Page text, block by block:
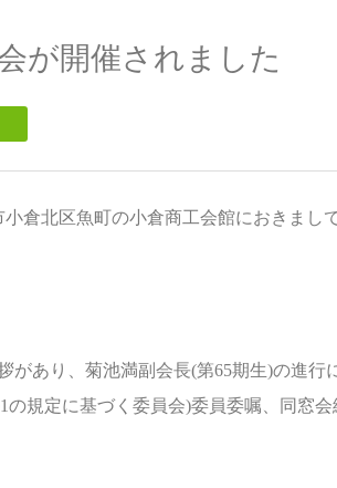
が開催されました
倉北区魚町の小倉商工会館におきまし
があり、菊池満副会長(第65期生)の進行
の規定に基づく委員会)委員委嘱、同窓